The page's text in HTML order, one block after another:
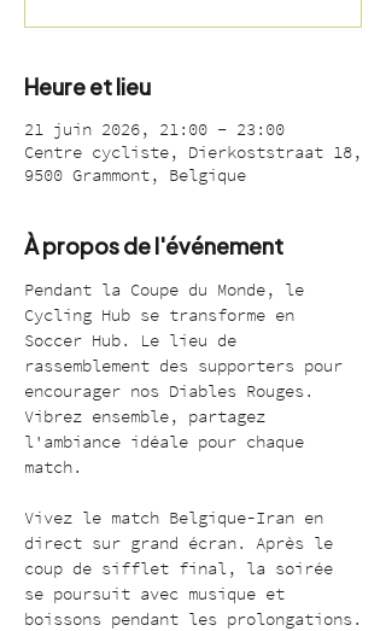
Heure et lieu
21 juin 2026, 21:00 – 23:00
Centre cycliste, Dierkoststraat 18,
9500 Grammont, Belgique
À propos de l'événement
Pendant la Coupe du Monde, le
Cycling Hub se transforme en
Soccer Hub. Le lieu de
rassemblement des supporters pour
encourager nos Diables Rouges.
Vibrez ensemble, partagez
l'ambiance idéale pour chaque
match.
Vivez le match Belgique-Iran en
direct sur grand écran. Après le
coup de sifflet final, la soirée
se poursuit avec musique et
boissons pendant les prolongations.